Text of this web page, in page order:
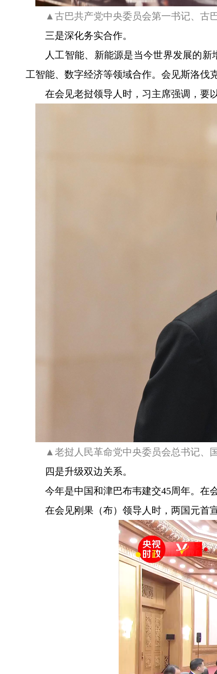
▲古巴共产党中央委员会第一书记、古
三是深化务实合作。
人工智能、新能源是当今世界发展的
工智能、数字经济等领域合作。会见斯洛伐
在会见老挝领导人时，习主席强调，要
▲老挝人民革命党中央委员会总书记、
四是升级双边关系。
今年是中国和津巴布韦建交45周年。在
在会见刚果（布）领导人时，两国元首